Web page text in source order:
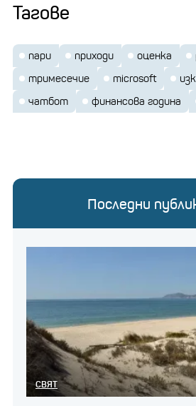
Тагове
пари приходи оценка
тримесечие
microsoft
чатбот
финансова година
Последни
СВЯТ